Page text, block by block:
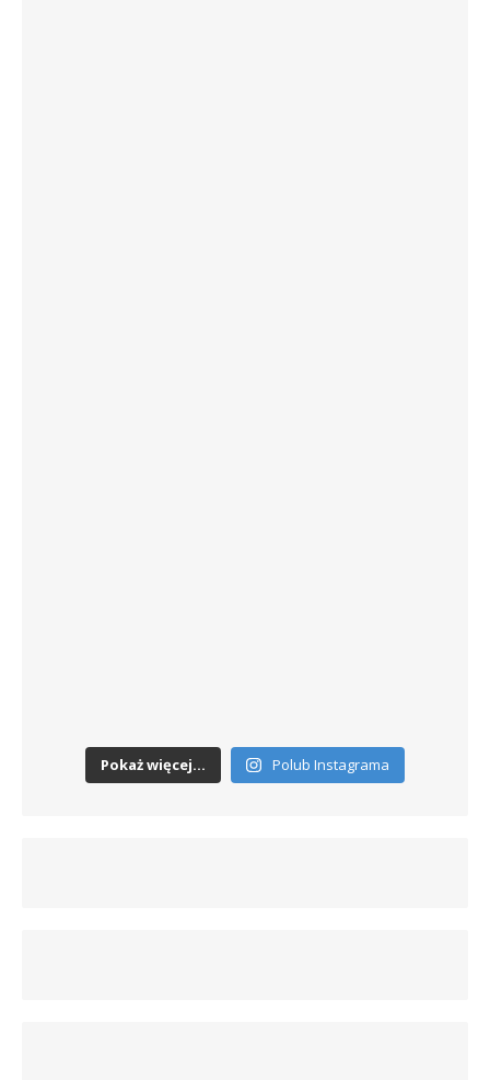
Pokaż więcej... Polub Instagrama